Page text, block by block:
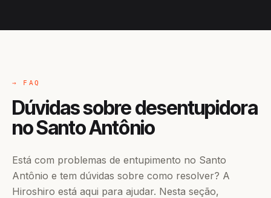
→ FAQ
Dúvidas sobre desentupidora
no Santo Antônio
Está com problemas de entupimento no Santo
Antônio e tem dúvidas sobre como resolver? A
Hiroshiro está aqui para ajudar. Nesta seção,